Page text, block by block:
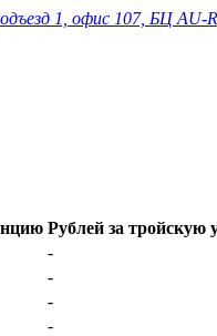
1, офис 107, БЦ AU-
Рублей за тройскую
-
-
-
-